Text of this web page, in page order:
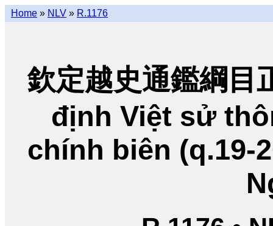
Home » NLV » R.1176
欽定越史通鑑綱目
định Việt sử
chính biên (q.19-